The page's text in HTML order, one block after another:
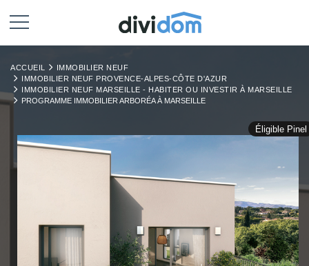
ACCUEIL
IMMOBILIER NEUF
IMMOBILIER NEUF PROVENCE-ALPES-CÔTE D'AZUR
IMMOBILIER NEUF MARSEILLE - HABITER OU INVESTIR À MARSEILLE
PROGRAMME IMMOBILIER ARBORÉA À MARSEILLE
Éligible Pinel